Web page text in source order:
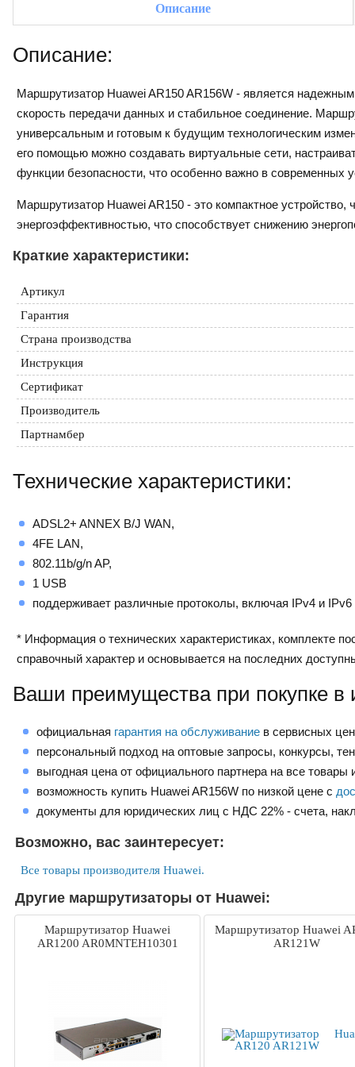
Описание
Описание:
Маршрутизатор Huawei AR150 AR156W - является
скорость передачи данных и стабильное соединение.
универсальным и готовым к будущим технологическим
его помощью можно создавать виртуальные сети,
функции безопасности, что особенно важно в современных
Маршрутизатор Huawei AR150 - это компактное устройство,
энергоэффективностью, что способствует снижению
Краткие характеристики:
Артикул
Гарантия
Страна производства
Инструкция
Сертификат
Производитель
Партнамбер
Технические характеристики:
ADSL2+ ANNEX B/J WAN,
4FE LAN,
802.11b/g/n AP,
1 USB
поддерживает различные протоколы, включая IPv4 и IPv6
* Информация о технических характеристиках, комплекте
справочный характер и основывается на последних
Ваши преимущества при покупке в
официальная гарантия на обслуживание в сервисных
персональный подход на оптовые запросы, конкурсы,
выгодная цена от официального партнера на все товары
возможность купить Huawei AR156W по низкой цене с
документы для юридических лиц с НДС 22% - счета,
Возможно, вас заинтересует:
Все товары производителя Huawei.
Другие маршрутизаторы от Huawei:
Маршрутизатор Huawei
AR1200 AR0MNTEH10301
Маршрутизатор Huawei
AR121W